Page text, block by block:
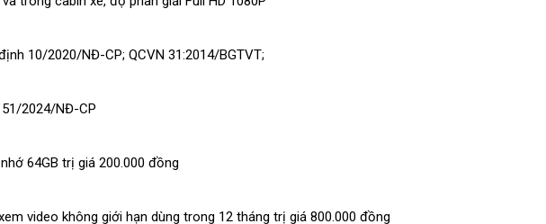
10/2020/NĐ-CP; QCVN 31:2014/BGTVT;
2024/NĐ-CP
64GB trị giá 200.000 đồng
video không giới hạn dùng trong 12 tháng trị giá 800.000 đồng